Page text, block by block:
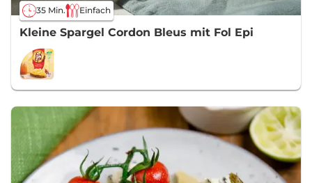
35 Min. Einfach
Kleine Spargel Cordon Bleus mit Fol Epi